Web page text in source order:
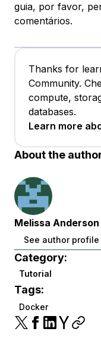
guia, por favor,
comentários.
Thanks for
Community.
compute,
databases.
Learn more
About the
Melissa Anderson
See author profile
Category:
Tutorial
Tags:
Docker